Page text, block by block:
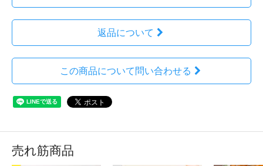
返品について
この商品について問い合わせる
売れ筋商品